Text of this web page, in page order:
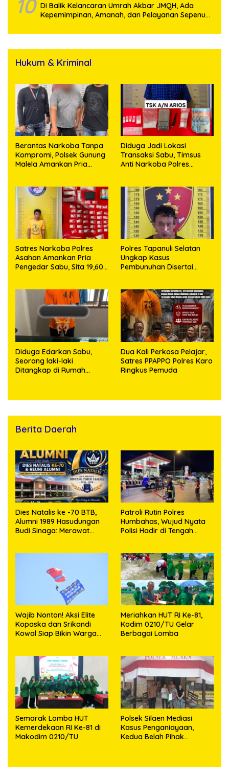
10 Di Balik Kelancaran Umrah Akbar JMQH, Ada
Kepemimpinan, Amanah, dan Pelayanan Sepenuh
Hukum & Kriminal
Berantas Narkoba Tanpa
Kompromi, Polsek Gunung
Malela Amankan Pria
Diduga Jadi Lokasi
Transaksi Sabu, Timsus
Anti Narkoba Polres
63,67 Gram Sabu
Satres Narkoba Polres
Asahan Amankan Pria
Pengedar Sabu, Sita 19,60
Polres Tapanuli Selatan
Ungkap Kasus
Pembunuhan Disertai
Ditangkap
Diduga Edarkan Sabu,
Seorang laki-laki
Ditangkap di Rumah
Dua Kali Perkosa Pelajar,
Satres PPAPPO Polres Karo
Ringkus Pemuda
Berita Daerah
Dies Natalis ke -70 BTB,
Alumni 1989 Hasudungan
Budi Sinaga: Merawat
Patroli Rutin Polres
Humbahas, Wujud Nyata
Polisi Hadir di Tengah
Wajib Nonton! Aksi Elite
Kopaska dan Srikandi
Kowal Siap Bikin Warga
Meriahkan HUT RI Ke-81,
Kodim 0210/TU Gelar
Berbagai Lomba
Semarak Lomba HUT
Kemerdekaan RI Ke-81 di
Makodim 0210/TU
Polsek Silaen Mediasi
Kasus Penganiayaan,
Kedua Belah Pihak